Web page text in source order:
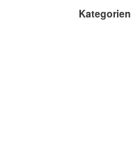
Kategorien